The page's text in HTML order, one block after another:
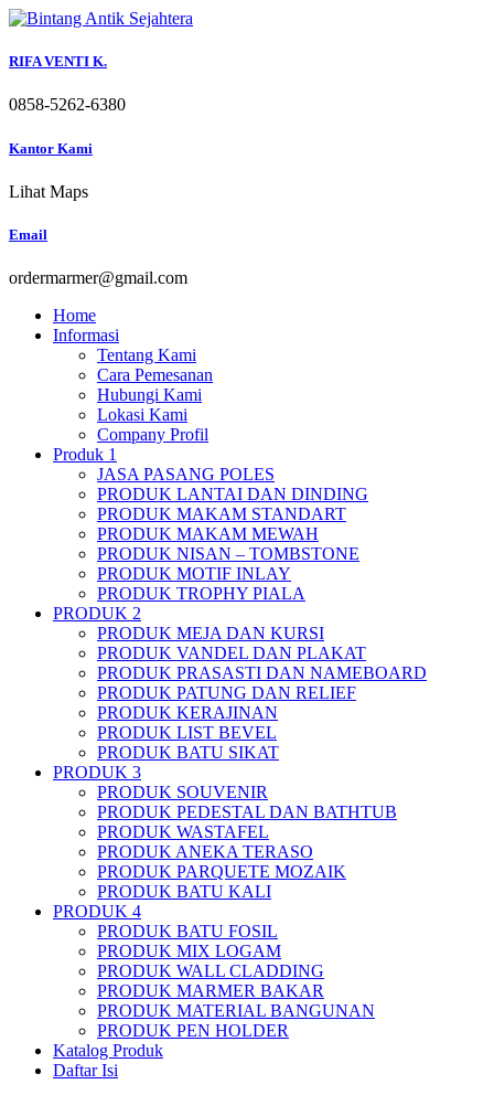
Skip
content
RIFA VENTI K.
0858-5262-6380
Kantor Kami
Lihat Maps
Email
ordermarmer@gmail.com
Home
Informasi
Tentang Kami
Cara Pemesanan
Hubungi Kami
Lokasi Kami
Company Profil
Produk 1
JASA PASANG POLES
PRODUK LANTAI DAN DINDING
PRODUK MAKAM STANDART
PRODUK MAKAM MEWAH
PRODUK NISAN – TOMBSTONE
PRODUK MOTIF INLAY
PRODUK TROPHY PIALA
PRODUK 2
PRODUK MEJA DAN KURSI
PRODUK VANDEL DAN PLAKAT
PRODUK PRASASTI DAN NAMEBOARD
PRODUK PATUNG DAN RELIEF
PRODUK KERAJINAN
PRODUK LIST BEVEL
PRODUK BATU SIKAT
PRODUK 3
PRODUK SOUVENIR
PRODUK PEDESTAL DAN BATHTUB
PRODUK WASTAFEL
PRODUK ANEKA TERASO
PRODUK PARQUETE MOZAIK
PRODUK BATU KALI
PRODUK 4
PRODUK BATU FOSIL
PRODUK MIX LOGAM
PRODUK WALL CLADDING
PRODUK MARMER BAKAR
PRODUK MATERIAL BANGUNAN
PRODUK PEN HOLDER
Katalog Produk
Daftar Isi